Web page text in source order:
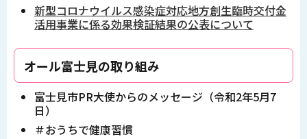
新型コロナウイルス感染症対応地方創生臨時交付金
活用事業に係る効果検証結果の公表について
オール富士見の取り組み
富士見市PR大使からのメッセージ（令和2年5月7
日）
＃おうちで健康習慣